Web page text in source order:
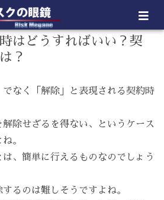
はどうすればいい？契
？
なく「解除」と表現される契約時
除せざるを得ない、というケース
。
、簡単に行えるものなのでしょう
るのは難しそうですよね。